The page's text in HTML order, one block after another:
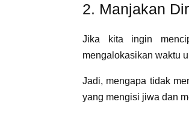
2. Manjakan
Jika kita ingin
mengalokasikan waktu
Jadi, mengapa tidak
yang mengisi jiwa dan